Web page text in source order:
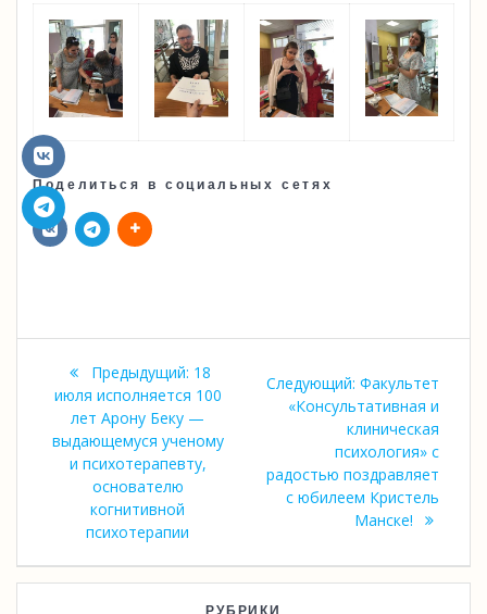
Поделиться в социальных сетях
Навигация
по
записям
Предыдущий: Предыдущая
запись:
18
июля исполняется 100
лет Арону Беку —
выдающемуся ученому
и психотерапевту,
основателю
когнитивной
психотерапии
Следующий: Следующая
запись:
Факультет
«Консультативная и
клиническая
психология» с
радостью поздравляет
с юбилеем Кристель
Манске!
РУБРИКИ